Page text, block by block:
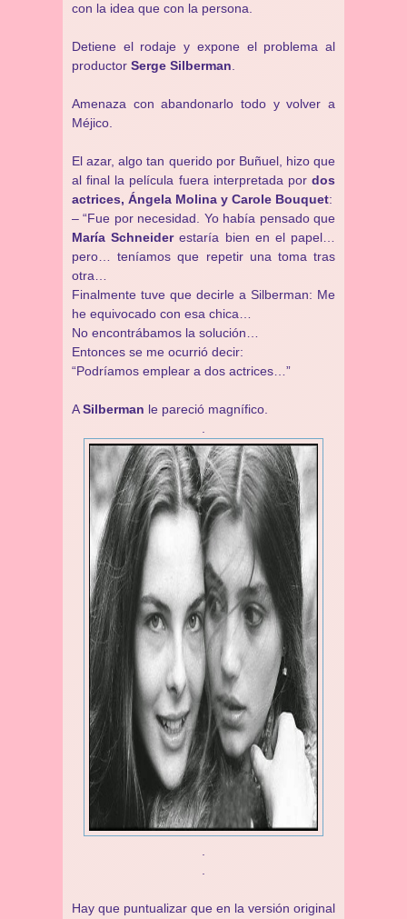
con la idea que con la persona.
Detiene el rodaje y expone el problema al
productor Serge Silberman
Amenaza con abandonarlo todo y volver a
Méjico.
El azar, algo tan querido por Buñuel, hizo que
al final la película fuera interpretada por dos
actrices, Ángela Molina y Carole Bouquet:
– “Fue por necesidad. Yo había pensado que
María Schneiderestaría bien en el papel…
pero… teníamos que repetir una toma tras
otra…
Finalmente tuve que decirle a Silberman: Me
he equivocado con esa chica…
No encontrábamos la solución…
Entonces se me ocurrió decir:
“Podríamos emplear a dos actrices…”
ASilberman le pareció magnífico.
Hay que puntualizar que en la versión original